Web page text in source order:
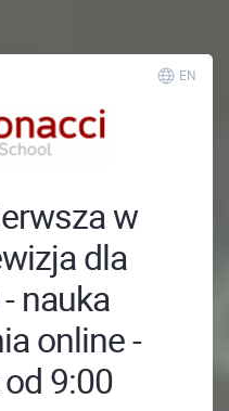
EN
w
dla
nauka
online -
9:00